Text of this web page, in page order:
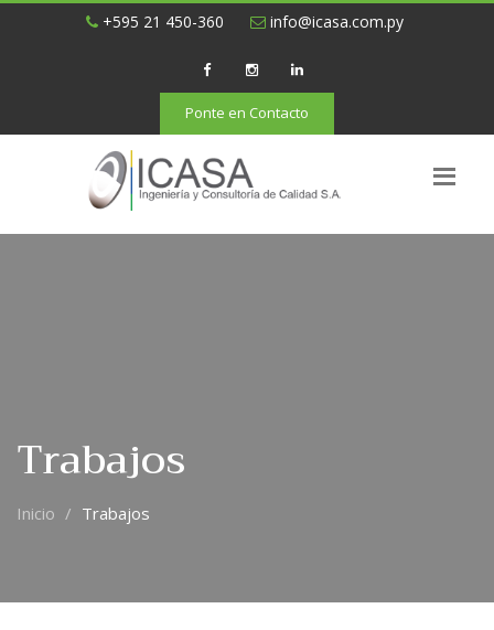
+595 21 450-360 info@icasa.com.py
Ponte en Contacto
Trabajos
Inicio Trabajos